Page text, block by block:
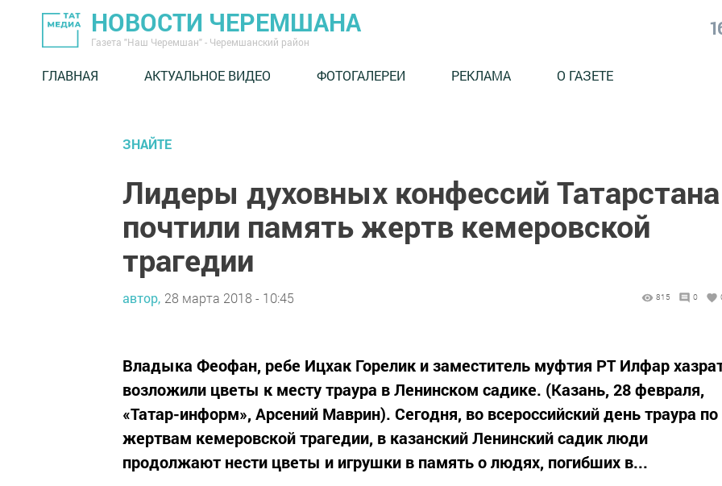
НОВОСТИ ЧЕРЕМШАНА
Газета "Наш Черемшан" - Черемшанский район
ГЛАВНАЯ АКТУАЛЬНОЕ ВИДЕО ФОТОГАЛЕРЕИ РЕКЛАМА О ГАЗЕТЕ
ЗНАЙТЕ
Лидеры духовных конфессий Татарстана
почтили память жертв кемеровской
трагедии
автор, 28 марта 2018 - 10:45 815 0
Владыка Феофан, ребе Ицхак Горелик и заместитель муфтия РТ Илфар
возложили цветы к месту траура в Ленинском садике. (Казань, 28 февраля,
«Татар-информ», Арсений Маврин). Сегодня, во всероссийский день траура по
жертвам кемеровской трагедии, в казанский Ленинский садик люди
продолжают нести цветы и игрушки в память о людях, погибших в...